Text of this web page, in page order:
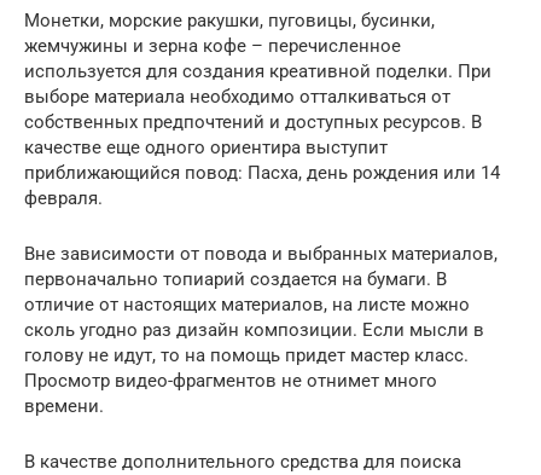
Монетки, морские ракушки, пуговицы, бусинки,
жемчужины и зерна кофе – перечисленное
используется для создания креативной поделки. При
выборе материала необходимо отталкиваться от
собственных предпочтений и доступных ресурсов. В
качестве еще одного ориентира выступит
приближающийся повод: Пасха, день рождения или 14
февраля.
Вне зависимости от повода и выбранных материалов,
первоначально топиарий создается на бумаги. В
отличие от настоящих материалов, на листе можно
сколь угодно раз дизайн композиции. Если мысли в
голову не идут, то на помощь придет мастер класс.
Просмотр видео-фрагментов не отнимет много
времени.
В качестве дополнительного средства для поиска